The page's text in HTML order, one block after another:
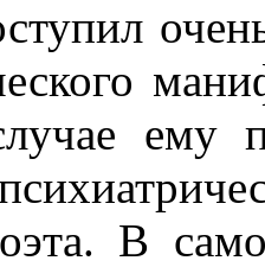
ему
В